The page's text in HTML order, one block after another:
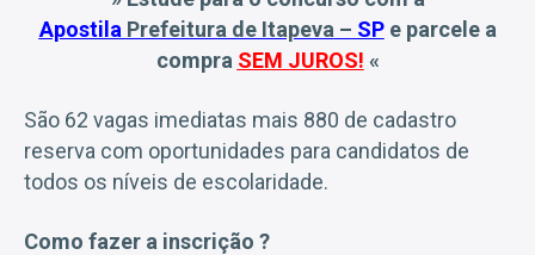
Apostila Prefeitura de Itapeva – SPe parcele a
compra SEM JUROS! «
São 62 vagas imediatas mais 880 de cadastro
reserva com oportunidades para candidatos de
todos os níveis de escolaridade.
Como fazer a inscrição ?